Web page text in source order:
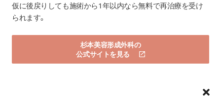
仮に後戻りしても施術から1年以内なら無料で再治療を受け
られます。
杉本美容形成外科の
公式サイトを見る